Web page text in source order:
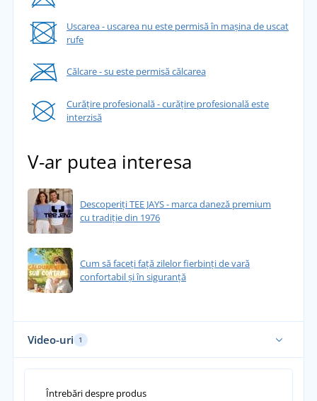
Uscarea - uscarea nu este permisă în mașina de uscat
rufe
Călcare - su este permisă călcarea
Curățire profesională - curățire profesională este
interzisă
V-ar putea interesa
Descoperiți TEE JAYS - marca daneză premium
cu tradiție din 1976
Cum să faceți față zilelor fierbinți de vară
confortabil și în siguranță
Video-uri 1
Întrebări despre produs